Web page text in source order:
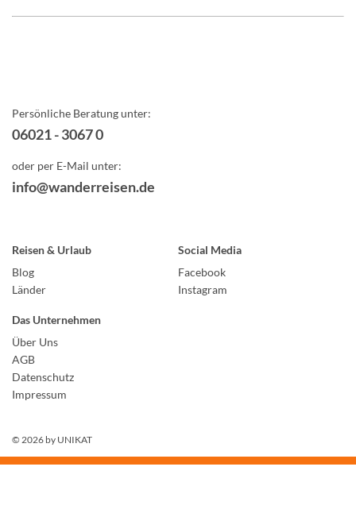
Persönliche Beratung unter:
06021 - 3067 0
oder per E-Mail unter:
info@wanderreisen.de
Reisen & Urlaub
Blog
Länder
Social Media
Facebook
Instagram
Das Unternehmen
Über Uns
AGB
Datenschutz
Impressum
© 2026 by UNIKAT